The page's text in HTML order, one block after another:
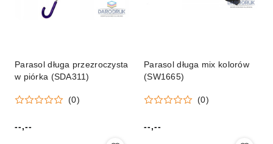
Parasol długa przezroczysta
w piórka (SDA311)
(0)
Cena:
--,--
Parasol długa mix kolorów
(SW1665)
(0)
Cena:
--,--